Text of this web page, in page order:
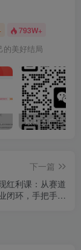
793W+
的美好结局
时五折优惠】
下一篇
红利课：从赛道
闭环，手把手教